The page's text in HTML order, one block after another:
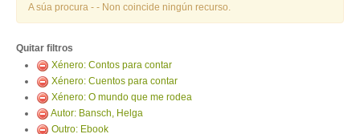
A súa procura - - Non coincide ningún recurso.
Quitar filtros
Xénero: Contos para contar
Xénero: Cuentos para contar
Xénero: O mundo que me rodea
Autor: Bansch, Helga
Outro: Ebook